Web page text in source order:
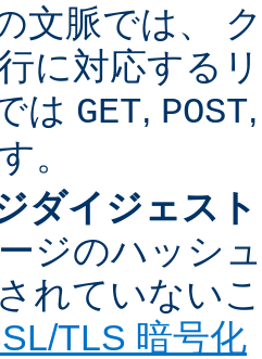
文脈では、
に対応する
は GET, POST
。
ダイジェスト
ジのハッシ
れていない
TLS 暗号化